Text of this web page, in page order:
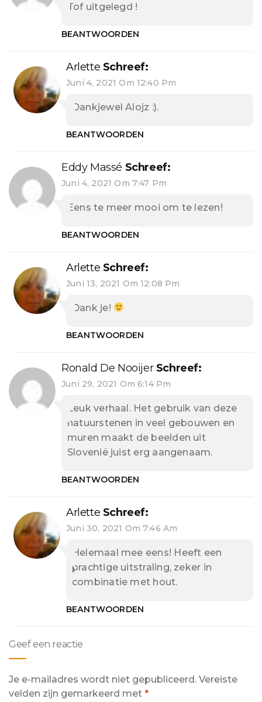
Tof uitgelegd !
BEANTWOORDEN
Arlette Schreef:
Juni 4, 2021 Om 12:40 Pm
Dankjewel Alojz :).
BEANTWOORDEN
Eddy Massé Schreef:
Juni 4, 2021 Om 7:47 Pm
Eens te meer mooi om te lezen!
BEANTWOORDEN
Arlette Schreef:
Juni 13, 2021 Om 12:08 Pm
Dank je!
BEANTWOORDEN
Ronald De Nooijer Schreef:
Juni 29, 2021 Om 6:14 Pm
Leuk verhaal. Het gebruik van deze
natuurstenen in veel gebouwen en
muren maakt de beelden uit
Slovenië juist erg aangenaam.
BEANTWOORDEN
Arlette Schreef:
Juni 30, 2021 Om 7:46 Am
Helemaal mee eens! Heeft een
prachtige uitstraling, zeker in
combinatie met hout.
BEANTWOORDEN
Geef een reactie
Je e-mailadres wordt niet gepubliceerd. Vereiste
velden zijn gemarkeerd met *